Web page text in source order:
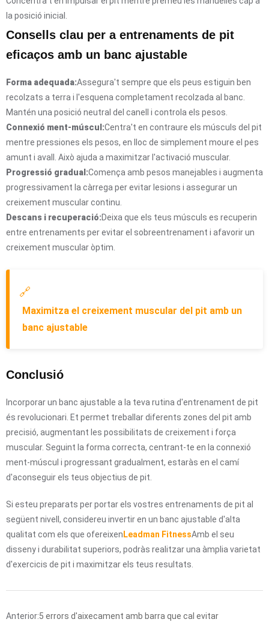
la posició inicial.
Consells clau per a entrenaments de pit
eficaços amb un banc ajustable
Forma adequada:Assegura't sempre que els peus estiguin ben
recolzats a terra i l'esquena completament recolzada al banc.
Mantén una posició neutral del canell i controla els pesos.
Connexió ment-múscul:Centra't en contraure els músculs del pit
mentre pressiones els pesos, en lloc de simplement moure el pes
amunt i avall. Això ajuda a maximitzar l'activació muscular.
Progressió gradual:Comença amb pesos manejables i augmenta
progressivament la càrrega per evitar lesions i assegurar un
creixement muscular continu.
Descans i recuperació:Deixa que els teus músculs es recuperin
entre entrenaments per evitar el sobreentrenament i afavorir un
creixement muscular òptim.
🔗
Maximitza el creixement muscular del pit amb un
banc ajustable
Conclusió
Incorporar un banc ajustable a la teva rutina d'entrenament de pit
és revolucionari. Et permet treballar diferents zones del pit amb
precisió, augmentant les possibilitats de creixement i força
muscular. Seguint la forma correcta, centrant-te en la connexió
ment-múscul i progressant gradualment, estaràs en el camí
d'aconseguir els teus objectius de pit.
Si esteu preparats per portar els vostres entrenaments de pit al
següent nivell, considereu invertir en un banc ajustable d'alta
qualitat com els que ofereixen Leadman FitnessAmb el seu
disseny i durabilitat superiors, podràs realitzar una àmplia varietat
d'exercicis de pit i maximitzar els teus resultats.
Anterior:5 errors d'aixecament amb barra que cal evitar